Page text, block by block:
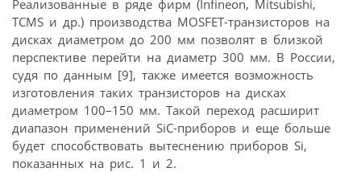
Реализованные в ряде фирм (Infineon, Mitsubishi,
TCMS и др.) производства MOSFET-транзисторов на
дисках диаметром до 200 мм позволят в близкой
перспективе перейти на диаметр 300 мм. В России,
судя по данным [9], также имеется возможность
изготовления таких транзисторов на дисках
диаметром 100–150 мм. Такой переход расширит
диапазон применений SiC-приборов и еще больше
будет способствовать вытеснению приборов Si,
показанных на рис. 1 и 2.